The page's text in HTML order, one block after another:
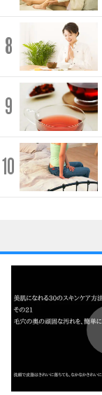
8
9
10
1